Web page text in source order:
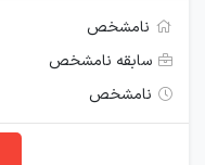
نامشخص
سابقه نامشخص
نامشخص